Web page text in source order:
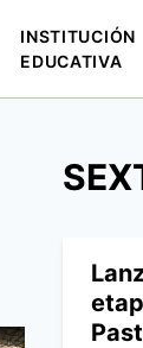
INSTITUCIÓN
EDUCATIVA